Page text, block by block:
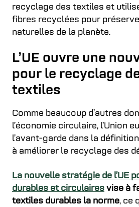
recyclage des textiles et
fibres recyclées pour
naturelles de la planète.
L’UE ouvre une
pour le recyclage
textiles
Comme beaucoup d’autres
l’économie circulaire, l’Union
l’avant-garde dans la
à améliorer le recyclage des
La nouvelle stratégie de l’UE
durables et circulaires vise à
textiles durables la norme, ce